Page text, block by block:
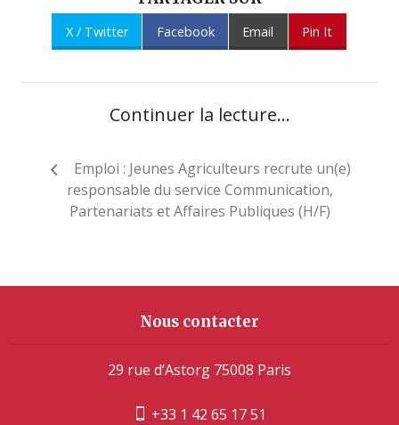
X / Twitter Facebook Email Pin It
Continuer la lecture...
Navigation
l’article
Emploi : Jeunes Agriculteurs recrute un(e)
responsable du service Communication,
Partenariats et Affaires Publiques (H/F)
Nous contacter
29 rue d’Astorg 75008 Paris
+33 1 42 65 17 51